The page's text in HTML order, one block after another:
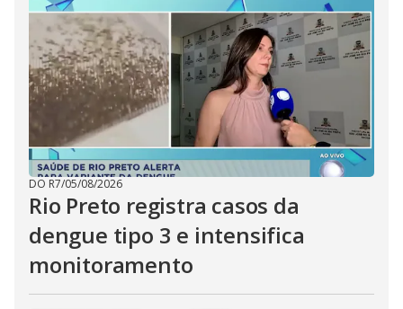
DO R7/05/08/2026
Rio Preto registra casos da
dengue tipo 3 e intensifica
monitoramento